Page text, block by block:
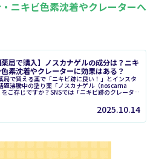
ニキビ色素沈着やクレーターへ
薬局で購入】ノスカナゲルの成分は？ニキ
素沈着やクレーターに効果はある？
局で買える薬で「ニキビ跡に良い！」とインスタ
題沸騰中の塗り薬「ノスカナゲル（noscarna
ご存じですか？SNSでは「ニキビ跡のクレータ
い？」「使い方は？」「どこで買えるの？」と気
2025.10.14